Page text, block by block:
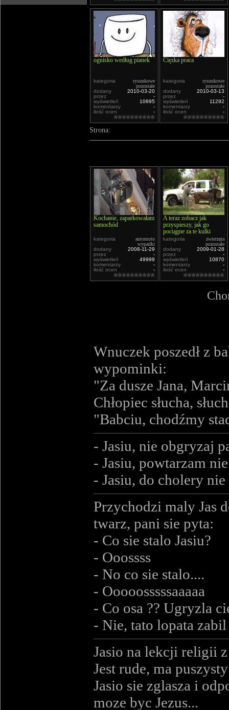
ognisko według pianek
kategoria
rysunkowe
pozostałe
dodany
2010-03-20
przez
-
wyświetleń
10895
komentarzy
-
ilość ocen
-
Cięzka praca
kategoria
rysunkowe
pozostałe
dodany
2010-03-13
przez
-
wyświetleń
11292
komentarzy
-
ilość ocen
-
Strona:
Kochanie, zaparkowałam
samochód
kategoria
automoto
wypadki
dodany
2008-11-29
przez
-
wyświetleń
49999
komentarzy
-
ilość ocen
-
A teraz zobacz jak
przyspieszy, jak go
pociągne za te kulki
kategoria
zwierzęta
pozostałe
dodany
2009-01-28
przez
-
wyświetleń
10870
komentarzy
-
ilość ocen
-
Wnuczek poszedł z
wypominki:
"Za dusze Jana,
Chłopiec słucha,
"Babciu, chodźmy
- Jasiu, nie obgryzaj
- Jasiu, powtarzam
- Jasiu, do cholery
Przychodzi maly Jas
twarz, pani sie pyta:
- Co sie stalo Jasiu?
- Ooossss
- No co sie stalo....
- Ooooosssssaaaaa
- Co osa ?? Ugryzla
- Nie, tato lopata
Jasio na lekcji religii
Jest rude, ma
Jasio sie zglasza i
moze byc Jezus...